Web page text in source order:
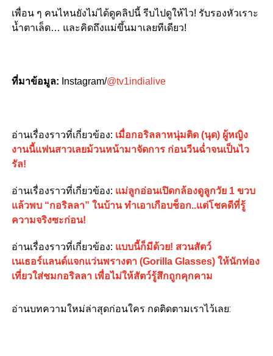
เพื่อน ๆ คนไหนยังไม่ได้ดูคลิปนี้ รีบไปดูให้ไว! รับรองหัวเราะ
น้ำตาเล็ด… และคิดถึงแม่ขึ้นมาเลยทีเดียว!
ที่มาข้อมูล: Instagram/@tv1indialive
อ่านเรื่องราวที่เกี่ยวข้อง: เมื่อกอริลลาหนุ่มติด (นุด) ผู้หญิง
งานนี้แฟนสาวเลยม้วนหน้ามาจัดการ ก่อนวีนฉ่ำจนเป็นไว
รัล!
อ่านเรื่องราวที่เกี่ยวข้อง: แม่ลูกอ่อนเปิดกล้องดูลูกวัย 1 ขวบ
แล้วพบ “กอริลลา” ในบ้าน ทำเอาเกือบช็อก..แต่โชคดีที่รู้
ความจริงซะก่อน!
อ่านเรื่องราวที่เกี่ยวข้อง: แบบนี้ก็มีด้วย! สวนสัตว์
เนเธอร์แลนด์แจกแว่นพรางตา (Gorilla Glasses) ให้นักท่อง
เที่ยวใส่ชมกอริลลา เพื่อไม่ให้สัตว์รู้สึกถูกคุกคาม
อ่านบทความใหม่ล่าสุดก่อนใคร กดติดตามเราไว้เลย: